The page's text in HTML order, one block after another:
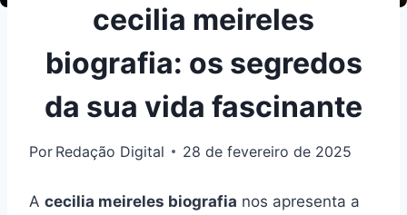
cecilia meireles
biografia: os segredos
da sua vida fascinante
Por Redação Digital 28 de fevereiro de 2025
A cecilia meireles biografia nos apresenta a